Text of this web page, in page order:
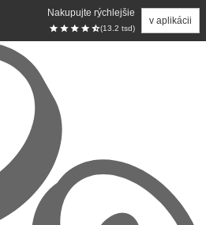
Nakupujte rýchlejšie
(13.2 tsd)
v aplikácii